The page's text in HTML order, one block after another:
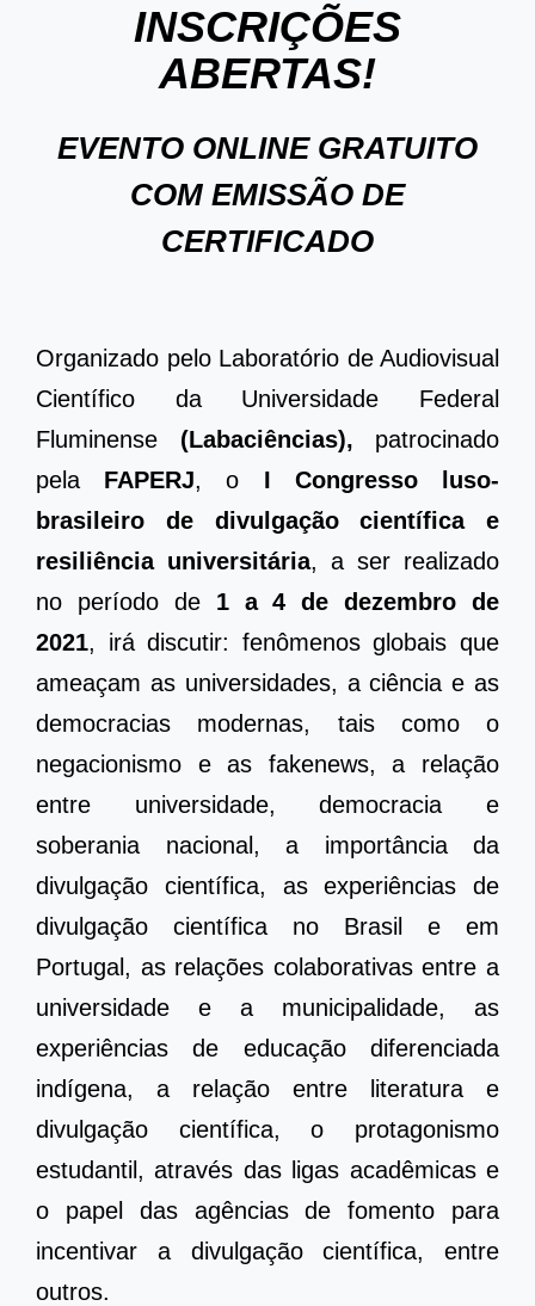
INSCRIÇÕES
ABERTAS!
EVENTO ONLINE GRATUITO
COM EMISSÃO DE
CERTIFICADO
Organizado pelo Laboratório de Audiovisual
Científico da Universidade Federal
Fluminense (Labaciências), patrocinado
pela FAPERJ, o I Congresso luso-
brasileiro de divulgação científica e
resiliência universitária, a ser realizado
no período de 1 a 4 de dezembro de
2021, irá discutir: fenômenos globais que
ameaçam as universidades, a ciência e as
democracias modernas, tais como o
negacionismo e as fakenews, a relação
entre universidade, democracia e
soberania nacional, a importância da
divulgação científica, as experiências de
divulgação científica no Brasil e em
Portugal, as relações colaborativas entre a
universidade e a municipalidade, as
experiências de educação diferenciada
indígena, a relação entre literatura e
divulgação científica, o protagonismo
estudantil, através das ligas acadêmicas e
o papel das agências de fomento para
incentivar a divulgação científica, entre
outros.